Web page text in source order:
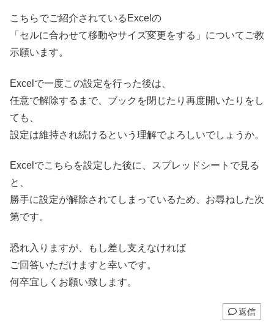
こちらでご紹介されているExcelの
「セルに合わせて移動やサイズ変更をする」についてご教
示願います。
Excelで一度この設定を行った後は、
任意で解除するまで、ブックを閉じたり再度開いたりをし
ても、
設定は維持され続けるという理解でよろしいでしょうか。
Excelでこちらを設定した後に、スプレッドシートで見る
と、
勝手に設定が解除されてしまっているため、お尋ねした次
第です。
恐れ入りますが、もし差し支えなければ
ご回答いただけますと幸いです。
何卒宜しくお願い致します。
返信